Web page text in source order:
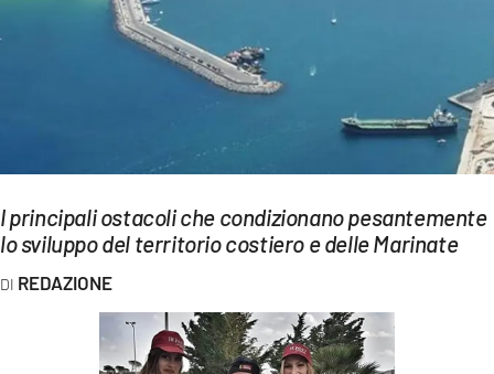
ECONOMIA E LAVORO
LAC NETWORK
LAC ONAIR
I principali ostacoli che condizionano pesantemente
lo sviluppo del territorio costiero e delle Marinate
REDAZIONE